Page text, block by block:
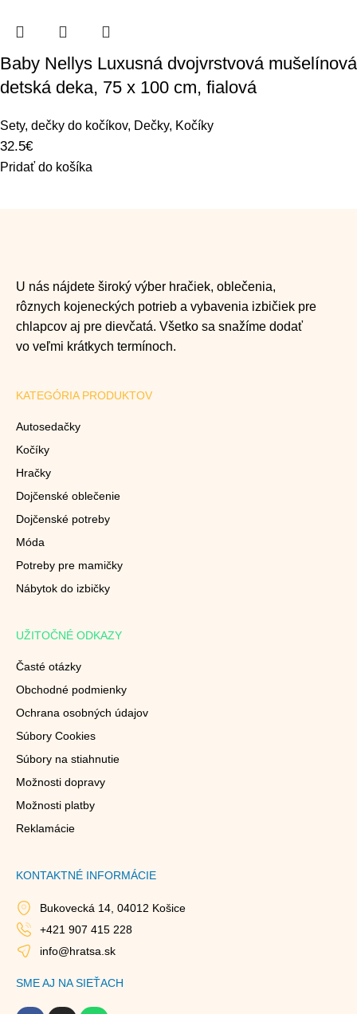
Baby Nellys Luxusná dvojvrstvová mušelínová
detská deka, 75 x 100 cm, fialová
Sety, dečky do kočíkov, Dečky, Kočíky
32.5€
Pridať do košíka
U nás nájdete široký výber hračiek, oblečenia,
rôznych kojeneckých potrieb a vybavenia izbičiek pre
chlapcov aj pre dievčatá. Všetko sa snažíme dodať
vo veľmi krátkych termínoch.
KATEGÓRIA PRODUKTOV
Autosedačky
Kočíky
Hračky
Dojčenské oblečenie
Dojčenské potreby
Móda
Potreby pre mamičky
Nábytok do izbičky
UŽITOČNÉ ODKAZY
Časté otázky
Obchodné podmienky
Ochrana osobných údajov
Súbory Cookies
Súbory na stiahnutie
Možnosti dopravy
Možnosti platby
Reklamácie
KONTAKTNÉ INFORMÁCIE
Bukovecká 14, 04012 Košice
+421 907 415 228
info@hratsa.sk
SME AJ NA SIEŤACH